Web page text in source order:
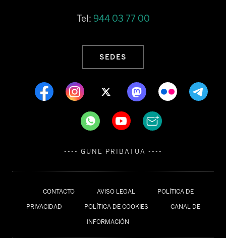
CONTACTO AVISO LEGAL POLÍTICA DE
PRIVACIDAD POLÍTICA DE COOKIES CANAL DE
INFORMACIÓN
Tel: 944 03 77 00
SEDES
---- GUNE PRIBATUA ----